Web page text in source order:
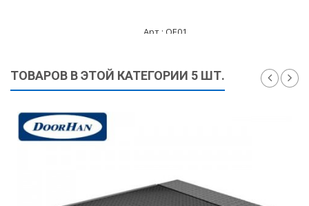
Арт.: OE01
ТОВАРОВ В ЭТОЙ КАТЕГОРИИ 5 ШТ.